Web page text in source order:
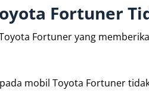
Fortuner
Fortuner yang
mobil Toyota Fortuner